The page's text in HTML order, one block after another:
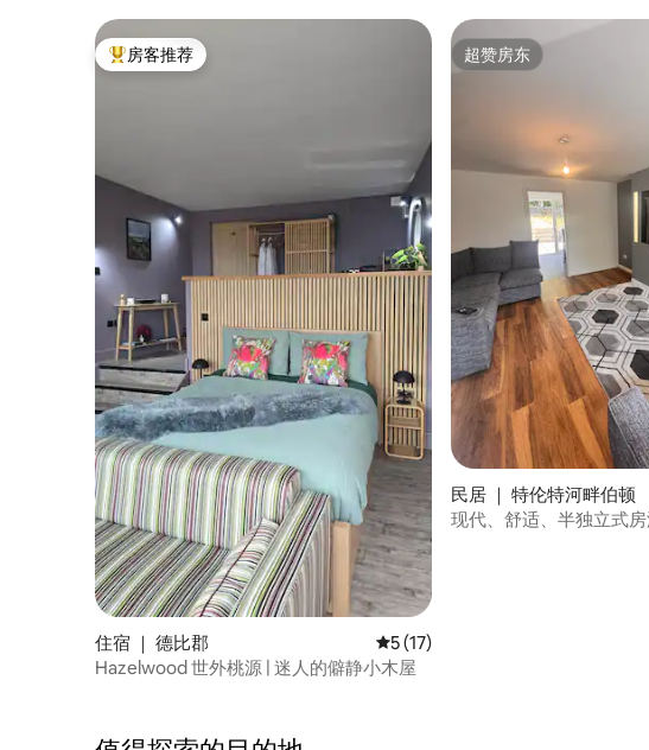
热门「房客推荐」
房客推荐
住宿 ｜ 德比郡 平均评分 5 分（满分 5 分），共 17
5 (17)
Hazelwood 世外桃源 | 迷人的僻静小木屋
超赞房东
超赞房东
民居 ｜ 特伦特河畔伯顿
现代、舒适、半独立式